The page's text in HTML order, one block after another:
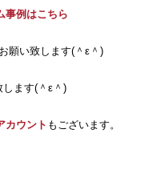
事例はこちら
い致します(＾ε＾)
ます(＾ε＾)
カウント もございます。